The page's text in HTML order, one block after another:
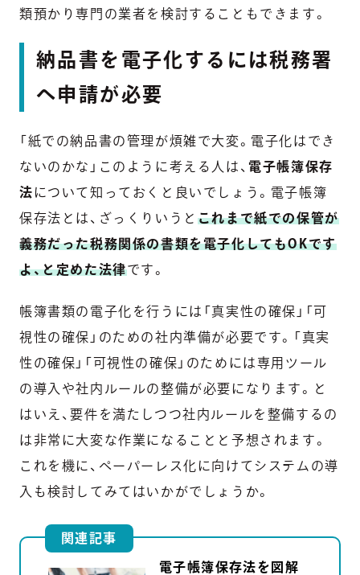
類預かり専門の業者を検討することもできます。
納品書を電子化するには税務署
へ申請が必要
「紙での納品書の管理が煩雑で大変。電子化はでき
ないのかな」このように考える人は、 電子帳簿保存
法 について知っておくと良いでしょう。電子帳簿
保存法とは、ざっくりいうと これまで紙での保管が
義務だった税務関係の書類を電子化してもOKです
よ、と定めた法律です。
帳簿書類の電子化を行うには「真実性の確保」「可
視性の確保」のための社内準備が必要です。「真実
性の確保」「可視性の確保」のためには専用ツール
の導入や社内ルールの整備が必要になります。と
はいえ、要件を満たしつつ社内ルールを整備するの
は非常に大変な作業になることと予想されます。
これを機に、ペーパーレス化に向けてシステムの導
入も検討してみてはいかがでしょうか。
関連記事
電子帳簿保存法を図解